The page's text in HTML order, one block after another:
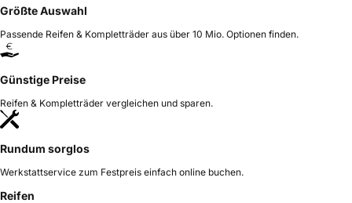
Größte Auswahl
Passende Reifen & Kompletträder aus über 10 Mio. Optionen finden.
Günstige Preise
Reifen & Kompletträder vergleichen und sparen.
Rundum sorglos
Werkstattservice zum Festpreis einfach online buchen.
Reifen